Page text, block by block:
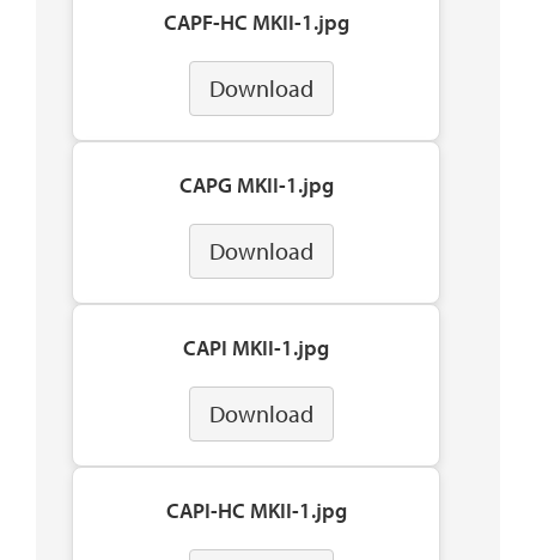
CAPF-HC MKII-1.jpg
Download
CAPG MKII-1.jpg
Download
CAPI MKII-1.jpg
Download
CAPI-HC MKII-1.jpg